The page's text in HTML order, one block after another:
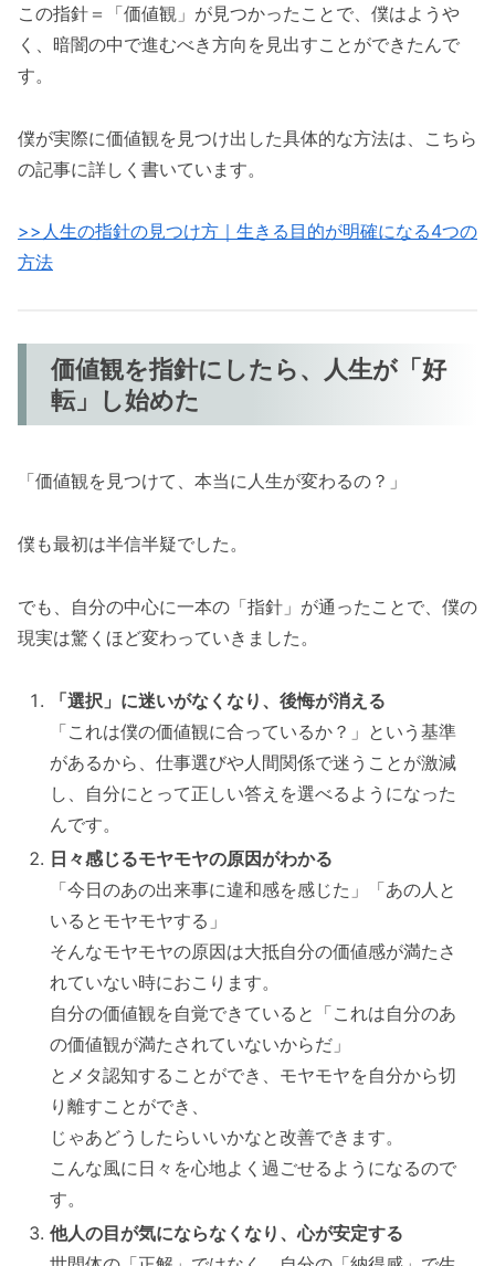
この指針＝「価値観」が見つかったことで、僕はようや
く、暗闇の中で進むべき方向を見出すことができたんで
す。
僕が実際に価値観を見つけ出した具体的な方法は、こちら
の記事に詳しく書いています。
>>人生の指針の見つけ方｜生きる目的が明確になる4つの
方法
価値観を指針にしたら、人生が「好
転」し始めた
「価値観を見つけて、本当に人生が変わるの？」
僕も最初は半信半疑でした。
でも、自分の中心に一本の「指針」が通ったことで、僕の
現実は驚くほど変わっていきました。
「選択」に迷いがなくなり、後悔が消える
「これは僕の価値観に合っているか？」という基準
があるから、仕事選びや人間関係で迷うことが激減
し、自分にとって正しい答えを選べるようになった
んです。
日々感じるモヤモヤの原因がわかる
「今日のあの出来事に違和感を感じた」「あの人と
いるとモヤモヤする」
そんなモヤモヤの原因は大抵自分の価値感が満たさ
れていない時におこります。
自分の価値観を自覚できていると「これは自分のあ
の価値観が満たされていないからだ」
とメタ認知することができ、モヤモヤを自分から切
り離すことができ、
じゃあどうしたらいいかなと改善できます。
こんな風に日々を心地よく過ごせるようになるので
す。
他人の目が気にならなくなり、心が安定する